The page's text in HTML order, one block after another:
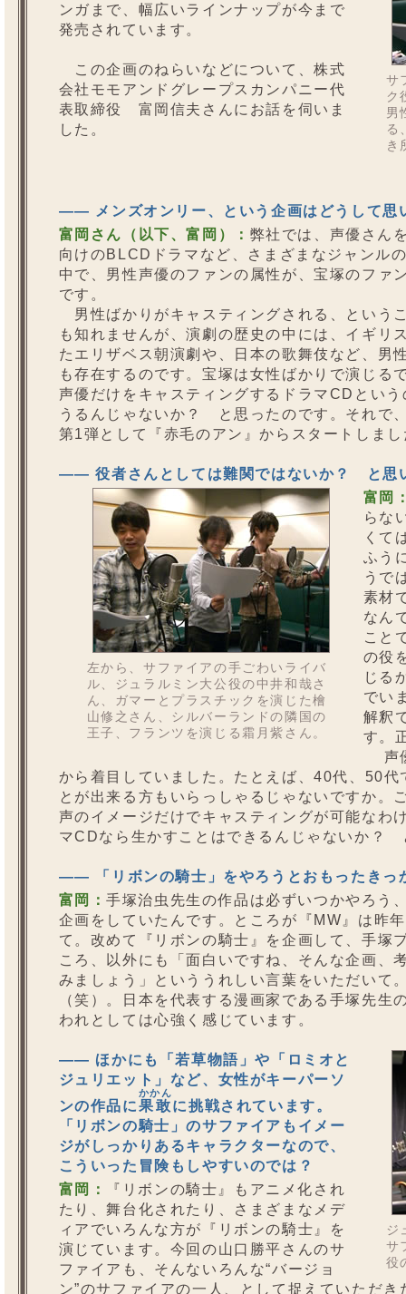
サ
ク
男
る
き
ンガまで、幅広いラインナップが今まで
発売されています。
この企画のねらいなどについて、株式
会社モモアンドグレープスカンパニー代
表取締役 富岡信夫さんにお話を伺いま
した。
—— メンズオンリー、という企画はどうして思
富岡さん（以下、富岡）： 弊社では、声優さん
向けのBLCDドラマなど、さまざまなジャンル
中で、男性声優のファンの属性が、宝塚のファ
です。
男性ばかりがキャスティングされる、という
も知れませんが、演劇の歴史の中には、イギリ
たエリザベス朝演劇や、日本の歌舞伎など、男
も存在するのです。宝塚は女性ばかりで演じ
声優だけをキャスティングするドラマCDとい
うるんじゃないか？ と思ったのです。それで
第1弾として『赤毛のアン』からスタートしまし
—— 役者さんとしては難関ではないか？ と思
左から、サファイアの手ごわいライバ
ル、ジュラルミン大公役の中井和哉さ
ん、ガマーとプラスチックを演じた檜
山修之さん、シルバーランドの隣国の
王子、フランツを演じる霜月紫さん。
富岡
らな
くて
ふう
うで
素材
なん
こと
の役
じる
でい
解釈
す。
声
から着目していました。たとえば、40代、50
とが出来る方もいらっしゃるじゃないですか。
声のイメージだけでキャスティングが可能なわ
マCDなら生かすことはできるんじゃないか？
—— 「リボンの騎士」をやろうとおもったきっ
富岡：手塚治虫先生の作品は必ずいつかやろう
企画をしていたんです。ところが『MW』は昨
て。改めて『リボンの騎士』を企画して、手塚
ころ、以外にも「面白いですね、そんな企画、
みましょう」といううれしい言葉をいただいて
（笑）。日本を代表する漫画家である手塚先生
われとしては心強く感じています。
ジ
サ
役
—— ほかにも「若草物語」や「ロミオと
ジュリエット」など、女性がキーパーソ
ンの作品に果敢
かかん
に挑戦されています。
「リボンの騎士」のサファイアもイメー
ジがしっかりあるキャラクターなので、
こういった冒険もしやすいのでは？
富岡：
『リボンの騎士』もアニメ化され
たり、舞台化されたり、さまざまなメデ
ィアでいろんな方が『リボンの騎士』を
演じています。今回の山口勝平さんのサ
ファイアも、そんないろんな“バージョ
ン”のサファイアの一人、として捉えていただき